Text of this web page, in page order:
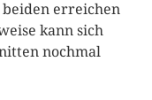
erreichen
kann sich
nochmal